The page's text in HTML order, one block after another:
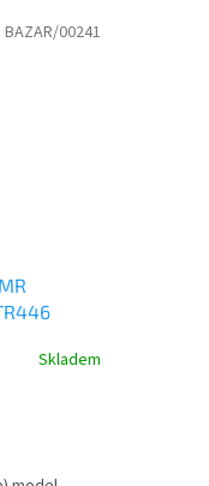
Skladem
BAZAR/00241